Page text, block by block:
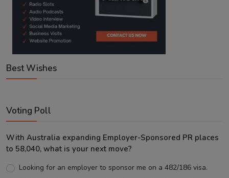
Best Wishes
Voting Poll
With Australia expanding Employer-Sponsored PR places
to 58,040, what is your next move?
Looking for an employer to sponsor me on a 482/186 visa.